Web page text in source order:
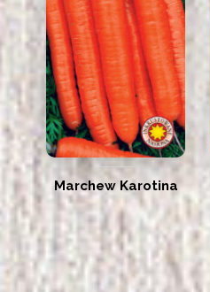
Marchew Karotina